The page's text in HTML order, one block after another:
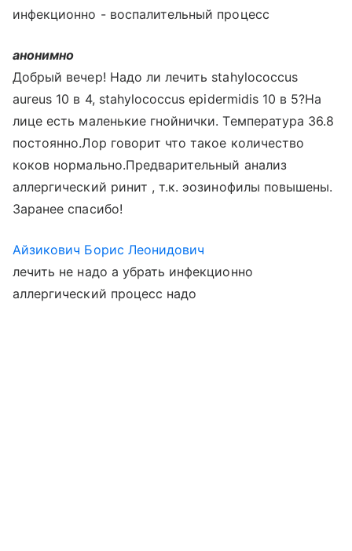
инфекционно - воспалительный процесс
анонимно
Добрый вечер! Надо ли лечить stahylococcus
aureus 10 в 4, stahylococcus epidermidis 10 в 5?На
лице есть маленькие гнойнички. Температура 36.8
постоянно.Лор говорит что такое количество
коков нормально.Предварительный анализ
аллергический ринит , т.к. эозинофилы повышены.
Заранее спасибо!
Айзикович Борис Леонидович
лечить не надо а убрать инфекционно
аллергический процесс надо